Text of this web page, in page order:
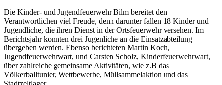
Die Kinder- und Jugendfeuerwehr Bilm bereitet den
Verantwortlichen viel Freude, denn darunter fallen 18 Kinder und
Jugendliche, die ihren Dienst in der Ortsfeuerwehr versehen. Im
Berichtsjahr konnten drei Jugenliche an die Einsatzabteilung
übergeben werden. Ebenso berichteten Martin Koch,
Jugendfeuerwehrwart, und Carsten Scholz, Kinderfeuerwehrwart,
über zahlreiche gemeinsame Aktivitäten, wie z.B das
Völkerballtunier, Wettbewerbe, Müllsammelaktion und das
Stadtzeltlager.